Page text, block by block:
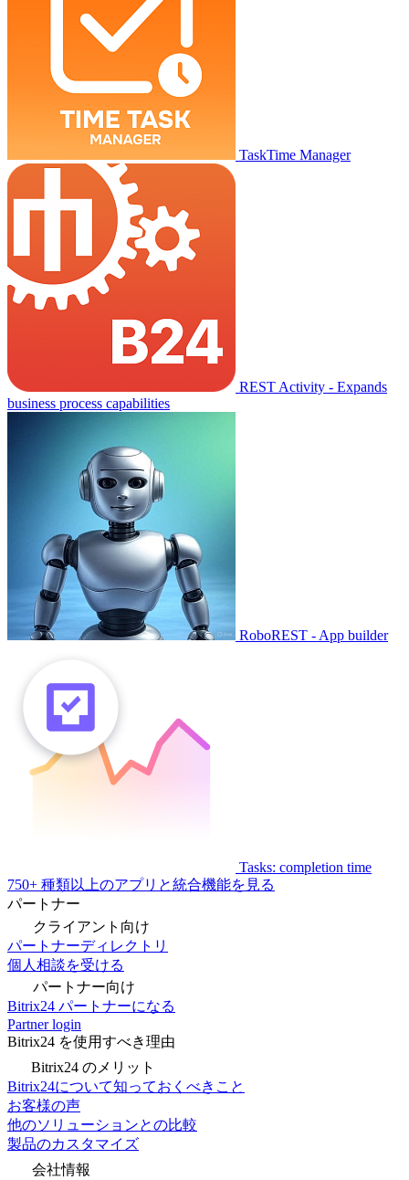
TaskTime Manager
REST Activity - Expands
business process capabilities
RoboREST - App builder
Tasks: completion time
750+ 種類以上のアプリと統合機能を見る
パートナー
クライアント向け
パートナーディレクトリ
個人相談を受ける
パートナー向け
Bitrix24 パートナーになる
Partner login
Bitrix24 を使用すべき理由
Bitrix24 のメリット
Bitrix24について知っておくべきこと
お客様の声
他のソリューションとの比較
製品のカスタマイズ
会社情報